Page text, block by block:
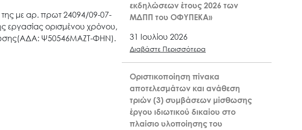
με αρ. πρωτ 24094/09-07-
ορισμένου χρόνου,
Ψ50546ΜΑΖΤ-ΦΗΝ).
εκδηλώσεων έτους 2026 των
ΜΔΠΠ του ΟΦΥΠΕΚΑ»
31 Ιουλίου 2026
Διαβάστε Περισσότερα
Οριστικοποίηση πίνακα
αποτελεσμάτων και ανάθεση
τριών (3) συμβάσεων μίσθωσης
έργου ιδιωτικού δικαίου στο
πλαίσιο υλοποίησης του